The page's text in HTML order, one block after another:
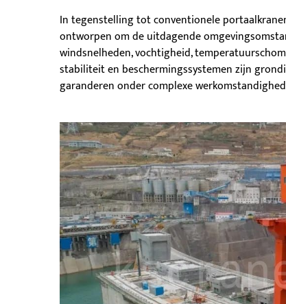
In tegenstelling tot conventionele
ontworpen om de uitdagende
windsnelheden, vochtigheid,
stabiliteit en beschermingssystemen zijn
garanderen onder complexe